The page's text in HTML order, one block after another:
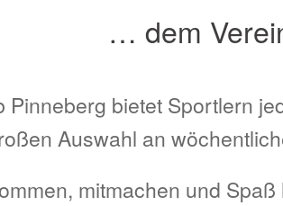
… dem
Pinneberg bietet Sportlern
Auswahl an
mitmachen und